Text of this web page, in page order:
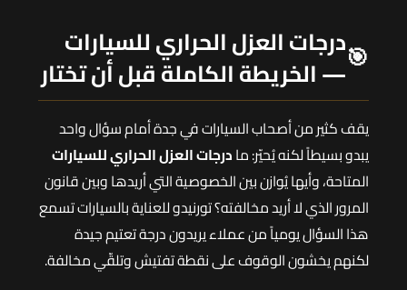
🎯درجات العزل الحراري للسيارات
— الخريطة الكاملة قبل أن تختار
يقف كثير من أصحاب السيارات في جدة أمام سؤال واحد
يبدو بسيطاً لكنه يُحيّر: مادرجات العزل الحراري للسيارات
المتاحة، وأيها يُوازن بين الخصوصية التي أريدها وبين قانون
المرور الذي لا أريد مخالفته؟ تورنيدو للعناية بالسيارات تسمع
هذا السؤال يومياً من عملاء يريدون درجة تعتيم جيدة
لكنهم يخشون الوقوف على نقطة تفتيش وتلقّي مخالفة.